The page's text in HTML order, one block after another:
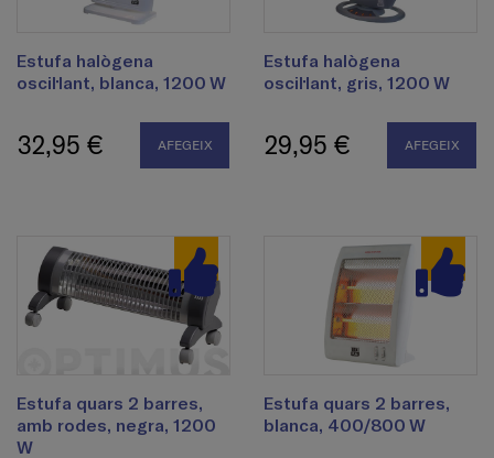
Estufa halògena
oscil·lant, blanca, 1200 W
32,95 € AFEGEIX
Estufa halògena
oscil·lant, gris, 1200 W
29,95 € AFEGEIX
Estufa quars 2 barres,
amb rodes, negra, 1200
W
Estufa quars 2 barres,
blanca, 400/800 W